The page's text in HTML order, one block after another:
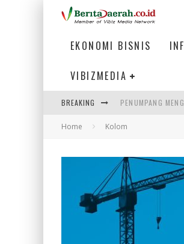
EKONOMI BISNIS
VIBIZMEDIA
BREAKING WARGA
MENIKMATI
PENUMPANG
Home Kolom